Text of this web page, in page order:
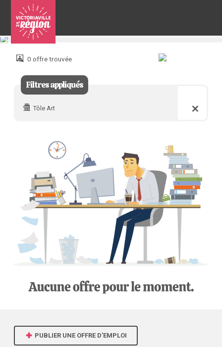
Pour
joindre 0 offre trouvée
Filtres appliqués
Tôle Art
PUBLIER UNE OFFRE D'EMPLOI